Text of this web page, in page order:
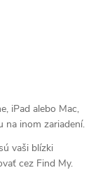
iPad alebo Mac,
na inom zariadení.
vaši blízki
cez Find My.